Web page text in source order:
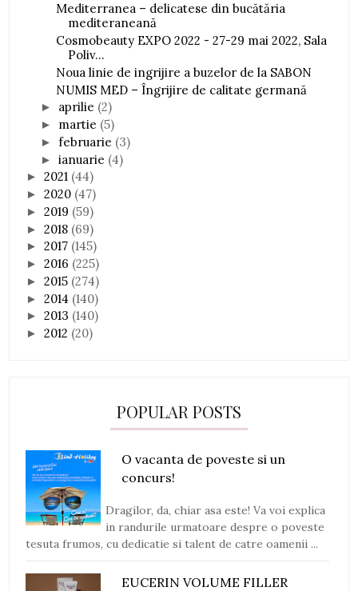
Mediterranea – delicatese din bucătăria
mediteraneană
Cosmobeauty EXPO 2022 - 27-29 mai 2022, Sala
Poliv...
Noua linie de ingrijire a buzelor de la SABON
NUMIS MED – Îngrijire de calitate germană
► aprilie (2)
► martie (5)
►februarie (3)
►ianuarie (4)
►2021 (44)
►2020 (47)
►2019 (59)
►2018 (69)
►2017 (145)
►2016 (225)
►2015 (274)
►2014 (140)
►2013 (140)
►2012 (20)
POPULAR POSTS
O vacanta de poveste si un
concurs!
Dragilor, da, chiar asa este! Va voi explica
in randurile urmatoare despre o poveste
tesuta frumos, cu dedicatie si talent de catre oamenii ...
EUCERIN VOLUME FILLER